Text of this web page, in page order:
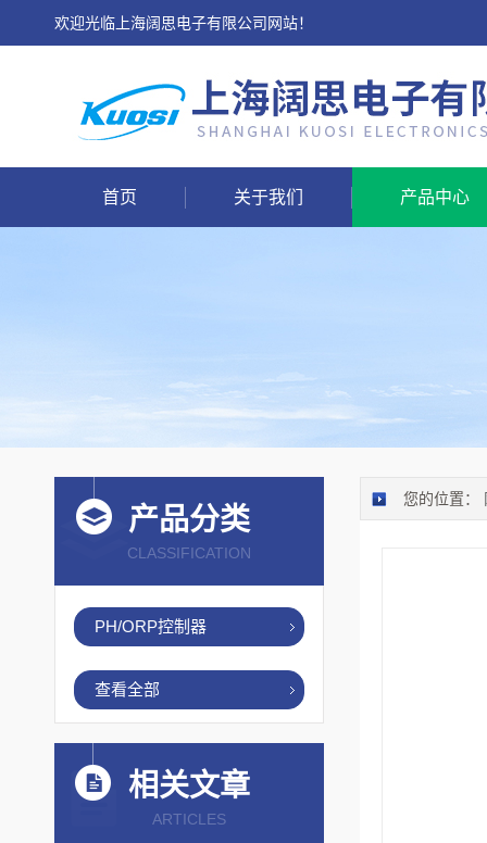
欢迎光临上海阔思电子有限公司网站！
首页 关于我们 产品中心
您的位置：
产品分类
CLASSIFICATION
PH/ORP控制器
查看全部
相关文章
ARTICLES